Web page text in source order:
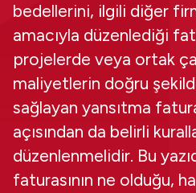
bedellerini, ilgili diğer
amacıyla düzenlediği
projelerde veya ortak
maliyetlerin doğru
sağlayan yansıtma
açısından da belirli
düzenlenmelidir. Bu
faturasının ne olduğu,